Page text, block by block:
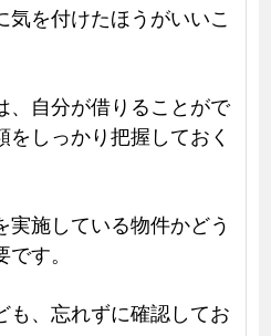
気を付けたほうがいいこ
自分が借りることがで
をしっかり把握しておく
施している物件かどう
す。
、忘れずに確認してお